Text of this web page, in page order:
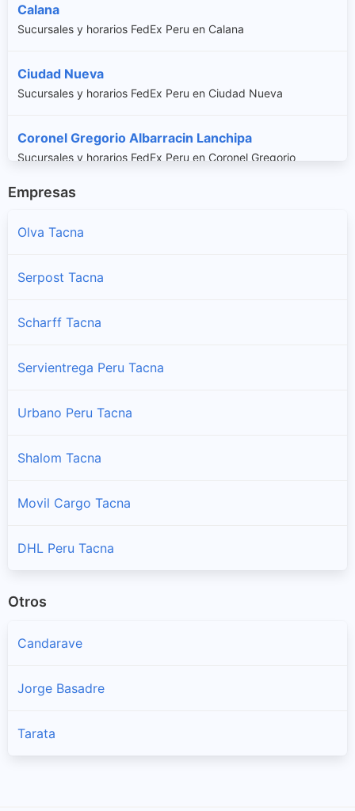
Calana
Sucursales y horarios FedEx Peru en Calana
Ciudad Nueva
Sucursales y horarios FedEx Peru en Ciudad Nueva
Coronel Gregorio Albarracin Lanchipa
Sucursales y horarios FedEx Peru en Coronel Gregorio
Sucursales y horarios FedEx Peru en Inclan
Pachia
Sucursales y horarios FedEx Peru en Palca
Pocollay
Sucursales y horarios FedEx Peru en Sama
Tacna
Empresas
Olva Tacna
Serpost Tacna
Scharff Tacna
Servientrega Peru Tacna
Urbano Peru Tacna
Shalom Tacna
Movil Cargo Tacna
DHL Peru Tacna
Otros
Candarave
Jorge Basadre
Tarata